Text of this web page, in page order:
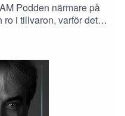
Podden närmare på
i tillvaron, varför det
händer när vi inte får –
uppnå lugn och ro i